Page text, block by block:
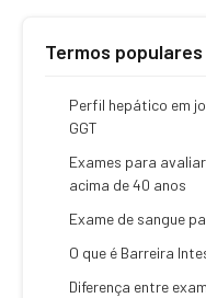
Termos populares
Perfil hepático em
GGT
Exames para
acima de 40 anos
Exame de sangue
O que é Barreira
Diferença entre